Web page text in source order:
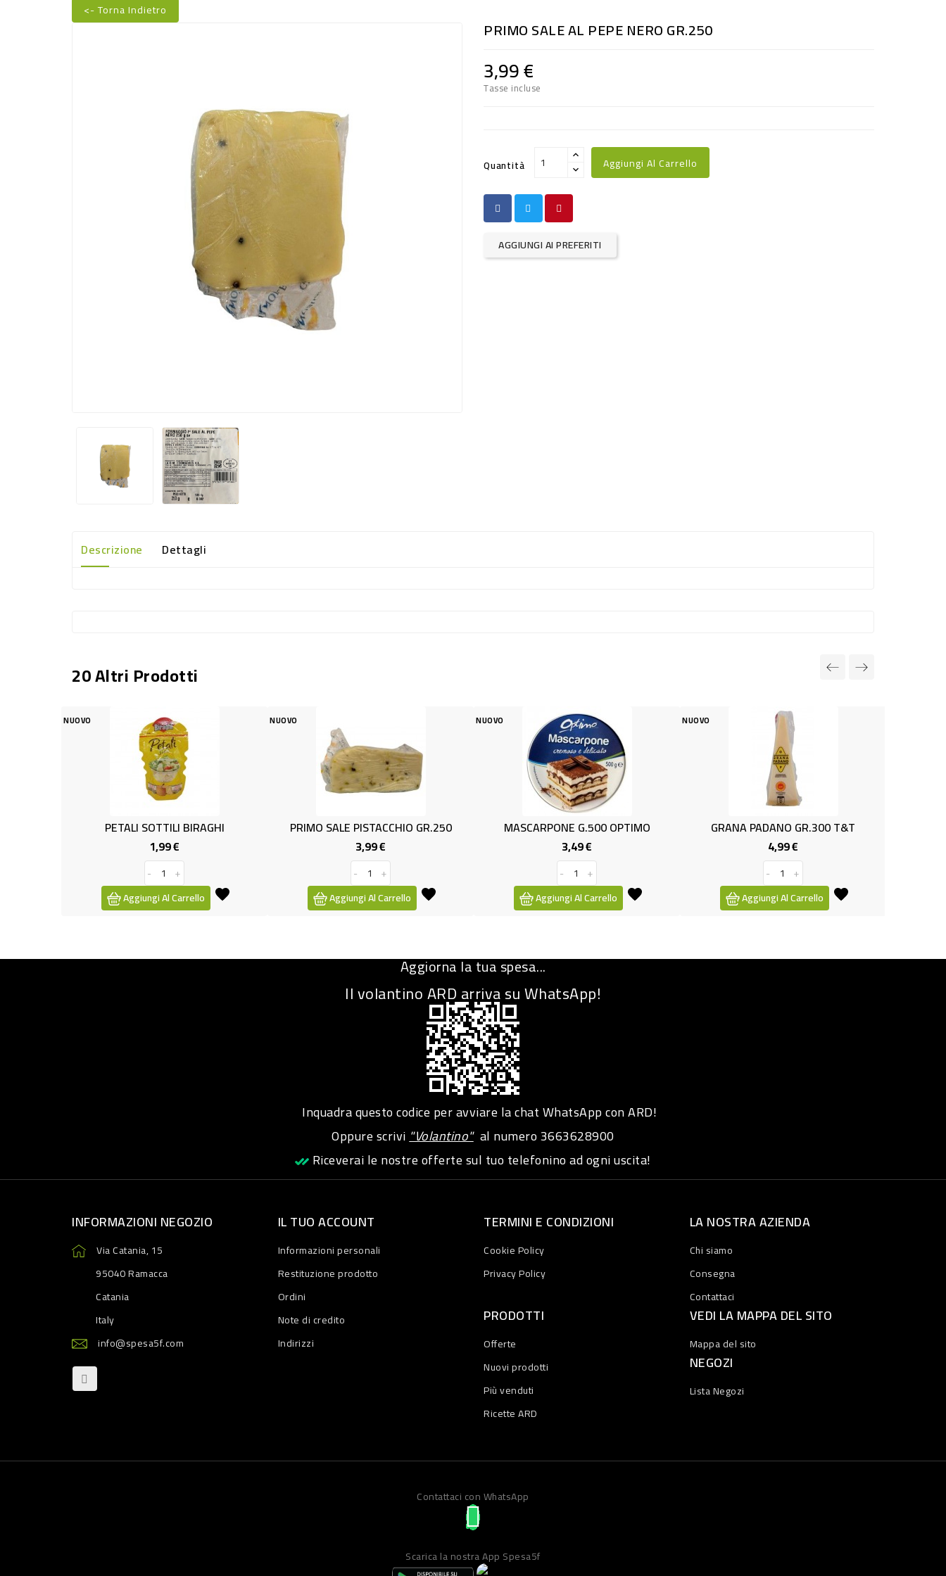
<- Torna Indietro
PRIMO SALE AL PEPE NERO GR.250
3,99 €
Tasse incluse
Quantità Aggiungi Al Carrello
AGGIUNGI AI PREFERITI
Descrizione Dettagli
20 Altri Prodotti
NUOVO
PRIMO SALE PISTACCHIO GR.250
Aggiungi Al Carrello
MASCARPONE G.500 OPTIMO
Aggiungi Al Carrello
NUOVO
GRANA PADANO GR.300 T&T
Aggiungi Al Carrello
NUOVO
ROBIOLA S/LATTOSIO G 100
Aggiungi Al Carrello
Aggiorna la tua spesa...
Il volantino ARD arriva su WhatsApp!
Inquadra questo codice per avviare la chat WhatsApp con ARD!
Oppure scrivi"Volantino"al numero3663628900
Riceverai le nostre offerte sul tuo telefonino ad ogni uscita!
INFORMAZIONI NEGOZIO
Via Catania, 15
95040 Ramacca
Catania
Italy
info@spesa5f.com
IL TUO ACCOUNT
Informazioni personali
Restituzione prodotto
Ordini
Note di credito
Indirizzi
TERMINI E CONDIZIONI
Cookie Policy
Privacy Policy
LA NOSTRA AZIENDA
Chi siamo
Consegna
Contattaci
PRODOTTI
Offerte
Nuovi prodotti
Più venduti
Ricette ARD
VEDI LA MAPPA DEL SITO
Mappa del sito
NEGOZI
Lista Negozi
Contattaci con WhatsApp
Scarica la nostra App Spesa5f